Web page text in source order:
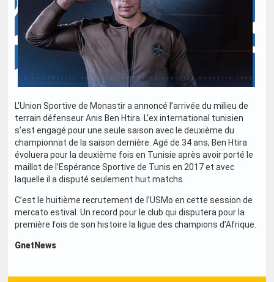
L’Union Sportive de Monastir a annoncé l’arrivée du milieu de
terrain défenseur Anis Ben Htira. L’ex international tunisien
s’est engagé pour une seule saison avec le deuxième du
championnat de la saison dernière. Agé de 34 ans, Ben Htira
évoluera pour la deuxième fois en Tunisie après avoir porté le
maillot de l’Espérance Sportive de Tunis en 2017 et avec
laquelle il a disputé seulement huit matchs.
C’est le huitième recrutement de l’USMo en cette session de
mercato estival. Un record pour le club qui disputera pour la
première fois de son histoire la ligue des champions d’Afrique.
GnetNews